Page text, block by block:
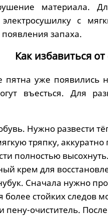
материала.
электросушилку с
запаха.
Как избавиться
пятна уже появились
въесться. Для
Нужно развести
тряпку,
полностью
крем для
Сначала нужно
более стойких следов
пену-очиститель.